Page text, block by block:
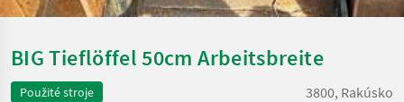
BIG Tieflöffel 50cm Arbeitsbreite
Použité stroje 3800, Rakúsko